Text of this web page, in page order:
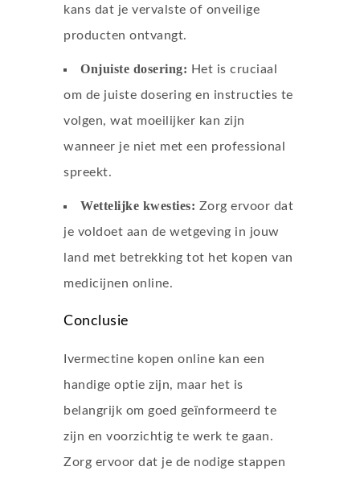
kans dat je vervalste of onveilige
producten ontvangt.
Onjuiste dosering: Het is cruciaal
om de juiste dosering en instructies te
volgen, wat moeilijker kan zijn
wanneer je niet met een professional
spreekt.
Wettelijke kwesties: Zorg ervoor dat
je voldoet aan de wetgeving in jouw
land met betrekking tot het kopen van
medicijnen online.
Conclusie
Ivermectine kopen online kan een
handige optie zijn, maar het is
belangrijk om goed geïnformeerd te
zijn en voorzichtig te werk te gaan.
Zorg ervoor dat je de nodige stappen